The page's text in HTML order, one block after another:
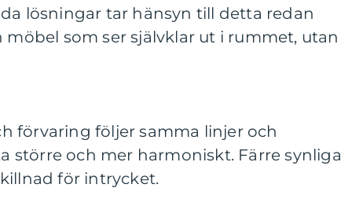
lösningar tar hänsyn till detta redan
som ser självklar ut i rummet, utan
förvaring följer samma linjer och
större och mer harmoniskt. Färre synliga
för intrycket.